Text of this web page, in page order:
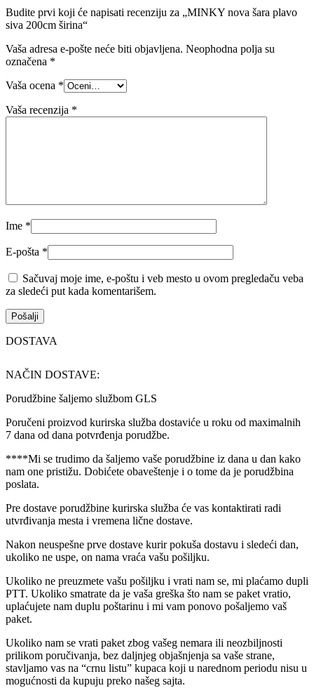
Budite prvi koji će napisati recenziju za „MINKY nova šara plavo
siva 200cm širina“
Vaša adresa e-pošte neće biti objavljena. Neophodna polja su
označena *
Vaša ocena *
Vaša recenzija *
Ime *
E-pošta *
Sačuvaj moje ime, e-poštu i veb mesto u ovom pregledaču veba
za sledeći put kada komentarišem.
DOSTAVA
NAČIN DOSTAVE:
Porudžbine šaljemo službom GLS
Poručeni proizvod kurirska služba dostaviće u roku od maximalnih
7 dana od dana potvrđenja porudžbe.
****Mi se trudimo da šaljemo vaše porudžbine iz dana u dan kako
nam one pristižu. Dobićete obaveštenje i o tome da je porudžbina
poslata.
Pre dostave porudžbine kurirska služba će vas kontaktirati radi
utvrđivanja mesta i vremena lične dostave.
Nakon neuspešne prve dostave kurir pokuša dostavu i sledeći dan,
ukoliko ne uspe, on nama vraća vašu pošiljku.
Ukoliko ne preuzmete vašu pošiljku i vrati nam se, mi plaćamo dupli
PTT. Ukoliko smatrate da je vaša greška što nam se paket vratio,
uplaćujete nam duplu poštarinu i mi vam ponovo pošaljemo vaš
paket.
Ukoliko nam se vrati paket zbog vašeg nemara ili neozbiljnosti
prilikom poručivanja, bez daljnjeg objašnjenja sa vaše strane,
stavljamo vas na “crnu listu” kupaca koji u narednom periodu nisu u
mogućnosti da kupuju preko našeg sajta.